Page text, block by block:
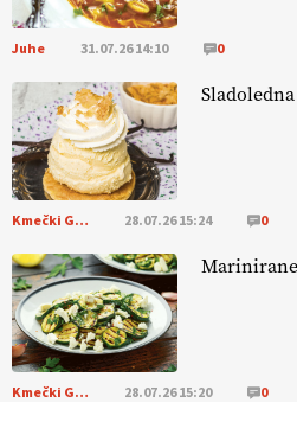
ALTENBAHER
EKOloško = logično:
MORGAN
EKOloško = logično:
FREŠER
KMETIJSKA LIGA
KMETIJSKE EKIPE
KMETIJSKA LIGA
EVROPA
Juhe 31.07.26 14:10 0
Kmečki Glas 28.07.26 15:24 0
Kmečki Glas 28.07.26 15:20 0